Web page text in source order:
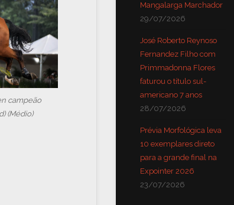
campeão
(Médio)
Mangalarga Marchador
29/07/2026
José Roberto Reynoso
Fernandez Filho com
Primmadonna Flores
faturou o título sul-
americano 7 anos
28/07/2026
Prévia Morfológica leva
10 exemplares direto
para a grande final na
Expointer 2026
23/07/2026